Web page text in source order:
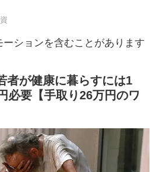
ションを含むことがあります
者が健康に暮らすには1
必要【手取り26万円のワ